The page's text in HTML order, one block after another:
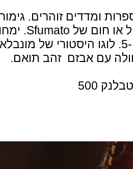
זוהרים. גימור
דגנים בטבעת השעה. שיפוע צבע כחול או חום של Sfumato. ימחוגי